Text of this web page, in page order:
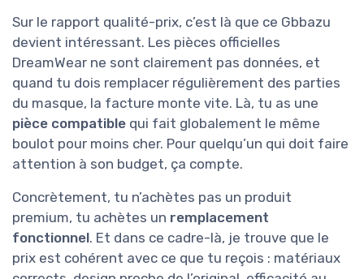
Sur le rapport qualité-prix, c’est là que ce Gbbazu
devient intéressant. Les pièces officielles
DreamWear ne sont clairement pas données, et
quand tu dois remplacer régulièrement des parties
du masque, la facture monte vite. Là, tu as une
pièce compatible qui fait globalement le même
boulot pour moins cher. Pour quelqu’un qui doit faire
attention à son budget, ça compte.
Concrètement, tu n’achètes pas un produit
premium, tu achètes un remplacement
fonctionnel. Et dans ce cadre-là, je trouve que le
prix est cohérent avec ce que tu reçois : matériaux